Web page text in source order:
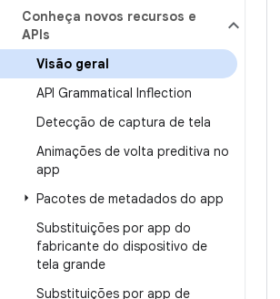
Conheça novos recursos e
APIs
Visão geral
API Grammatical Inflection
Detecção de captura de tela
Animações de volta preditiva no
app
Pacotes de metadados do app
Substituições por app do
fabricante do dispositivo de
tela grande
Substituições por app de